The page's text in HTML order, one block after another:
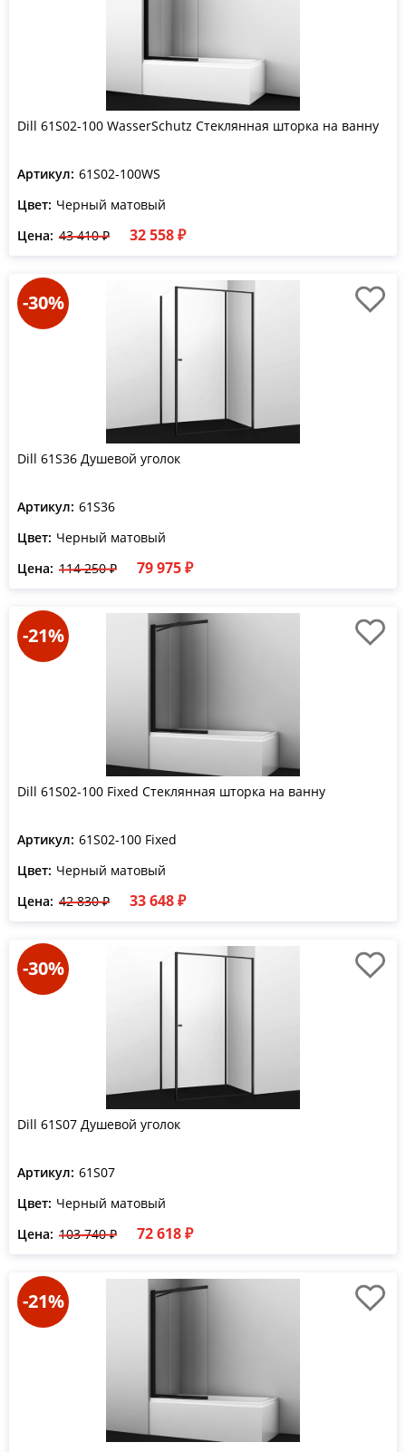
Dill 61S02-100 WasserSchutz Стеклянная шторка на ванну
Артикул: 61S02-100WS
Цвет: Черный матовый
Цена: 43 410 ₽ 32 558 ₽
-30%
Dill 61S36 Душевой уголок
Артикул: 61S36
Цвет: Черный матовый
Цена: 114 250 ₽ 79 975 ₽
-21%
Dill 61S02-100 Fixed Стеклянная шторка на ванну
Артикул: 61S02-100 Fixed
Цвет: Черный матовый
Цена: 42 830 ₽ 33 648 ₽
-30%
Dill 61S07 Душевой уголок
Артикул: 61S07
Цвет: Черный матовый
Цена: 103 740 ₽ 72 618 ₽
-21%